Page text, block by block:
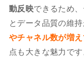
動反映できるため
とデータ品質の維
やチャネル数が増
点も大きな魅力です